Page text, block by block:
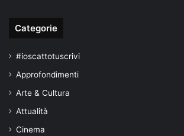
Categorie
#ioscattotuscrivi
Approfondimenti
Arte & Cultura
Attualità
Cinema